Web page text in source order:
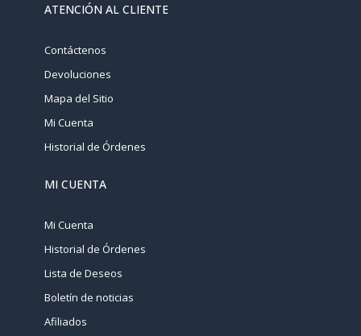
ATENCIÓN AL CLIENTE
Contáctenos
Devoluciones
Mapa del Sitio
Mi Cuenta
Historial de Órdenes
MI CUENTA
Mi Cuenta
Historial de Órdenes
Lista de Deseos
Boletín de noticias
Afiliados